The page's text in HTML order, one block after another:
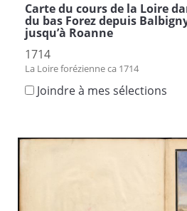
Carte du cours de la Loire
du bas Forez depuis
jusqu’à Roanne
1714
La Loire forézienne ca 1714
Joindre à mes sélections